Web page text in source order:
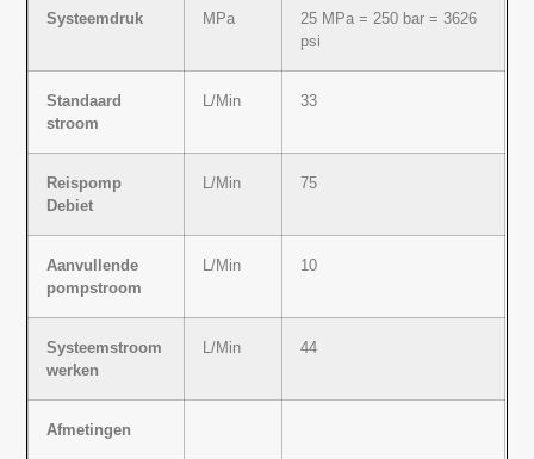
Systeemdruk MPa
25 MPa = 250 bar = 3626
psi
Standaard
stroom
L/Min 33
Reispomp
Debiet
L/Min 75
Aanvullende
pompstroom
L/Min 10
Systeemstroom
werken
L/Min 44
Afmetingen